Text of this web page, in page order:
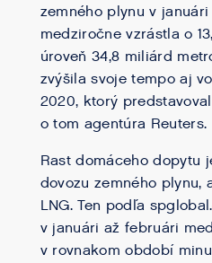
zemného plynu v
medziročne vzrástla o
úroveň 34,8 miliárd
zvýšila svoje tempo aj
2020, ktorý
o tom agentúra Reuters.
Rast domáceho dopytu
dovozu zemného plynu,
LNG. Ten podľa
v januári až februári
v rovnakom období